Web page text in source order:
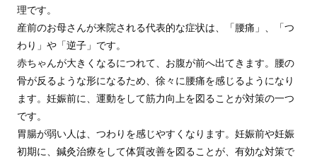
理です。
産前のお母さんが来院される代表的な症状は、「腰痛」、「つ
わり」や「逆子」です。
赤ちゃんが大きくなるにつれて、お腹が前へ出てきます。腰の
骨が反るような形になるため、徐々に腰痛を感じるようになり
ます。妊娠前に、運動をして筋力向上を図ることが対策の一つ
です。
胃腸が弱い人は、つわりを感じやすくなります。妊娠前や妊娠
初期に、鍼灸治療をして体質改善を図ることが、有効な対策で